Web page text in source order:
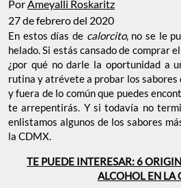
PorAmeyalli Roskaritz
27 de febrero del 2020
En estos días de calorcito, no se le
helado. Si estás cansado de comprar
¿por qué no darle la oportunidad a
rutina y atrévete a probar los sabores
y fuera de lo común que puedes
te arrepentirás. Y si todavía no
enlistamos algunos de los sabores
la CDMX.
TE PUEDE INTERESAR: 6
ALCOHOL EN LA